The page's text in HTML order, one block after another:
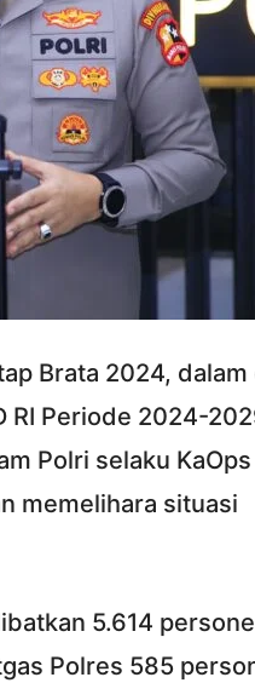
Brata 2024, dalam
RI Periode 2024-
Polri selaku
memelihara situasi
5.614
Polres 585